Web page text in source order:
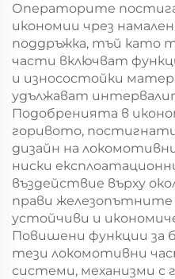
Операторите
икономии чрез
поддръжка, тъй като
части включват
и износостойки
удължават
Подобренията в
горивото,
дизайн на
ниски
въздействие върху
прави железопътните
устойчиви и
Повишени функции за
тези локомотивни
системи, механизми с